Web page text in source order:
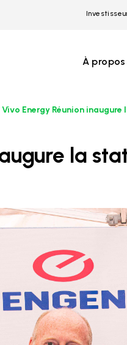
À
Vivo Energy Réunion
la